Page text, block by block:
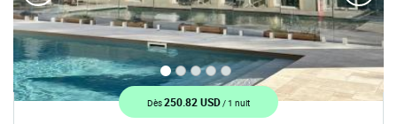
Dès250.82 USD / 1 nuit